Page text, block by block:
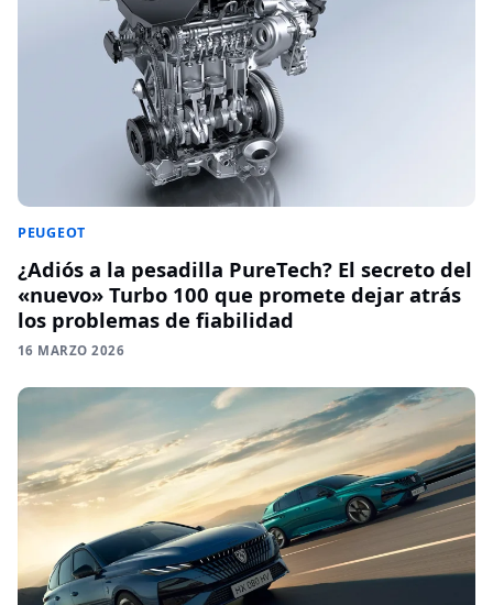
PEUGEOT
¿Adiós a la pesadilla PureTech? El secreto del
«nuevo» Turbo 100 que promete dejar atrás
los problemas de fiabilidad
16 MARZO 2026